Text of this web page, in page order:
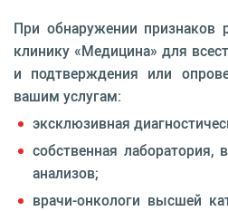
При обнаружении признаков
клинику «Медицина» для
и подтверждения или
вашим услугам:
эксклюзивная
собственная
анализов;
врачи-онкологи высшей